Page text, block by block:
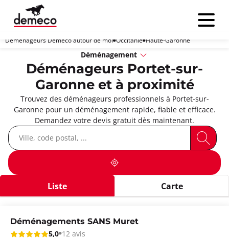
Menu
Déménageurs Demeco autour de moi Occitanie Haute-Garonne
Déménagement
Déménageurs Portet-sur-
Garonne et à proximité
Trouvez des déménageurs professionnels à Portet-sur-
Garonne pour un déménagement rapide, fiable et efficace.
Demandez votre devis gratuit dès maintenant.
Liste Carte
Déménagements SANS Muret
5,0 12 avis